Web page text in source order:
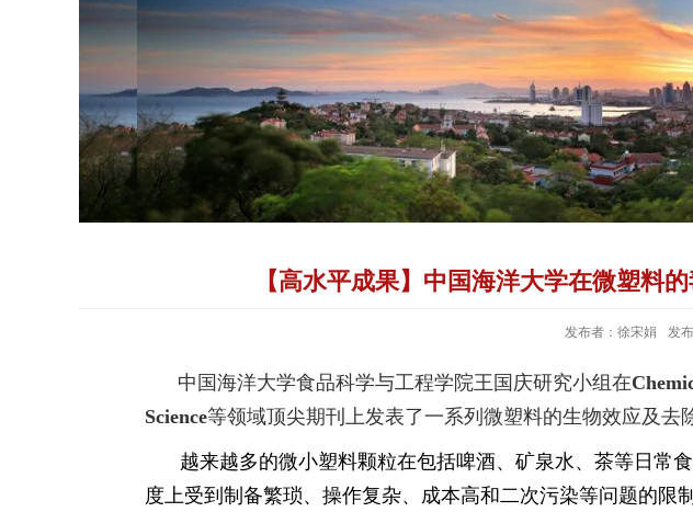
【高水平成果】中国海洋大学在微塑料
发布者：徐宋娟 发
中国海洋大学食品科学与工程学院王国庆研究小组在
Science等领域顶尖期刊上发表了一系列微塑料的生物效应及去
越来越多的微小塑料颗粒在包括啤酒、矿泉水、茶等日常
度上受到制备繁琐、操作复杂、成本高和二次污染等问题的限